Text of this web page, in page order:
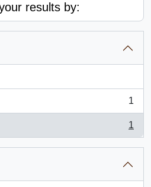
results by:
1
1